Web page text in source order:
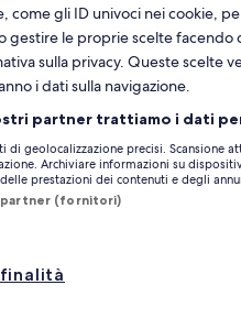
Prelievo presso
hotel selezionati
piccolo viaggio di gruppo
vedere alberi di locusta e
davanti al tempio di
trasferirai nella casa
di Gwanghwamun per vedere
della guardia reale. Dopo
puoi visitare il Palazzo
altro
come gli ID univoci nei cookie,
gestire le proprie scelte facendo
sulla privacy. Queste scelte
i dati sulla navigazione.
partner trattiamo i dati
di geolocalizzazione precisi. Scansione
Archiviare informazioni su
prestazioni dei contenuti e degli
partner (fornitori)